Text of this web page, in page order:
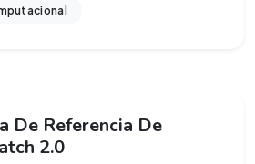
De Referencia De
2.0